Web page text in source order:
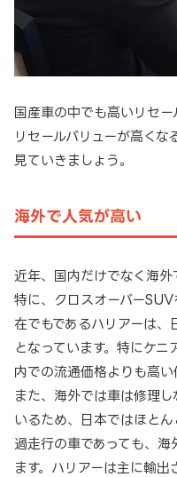
国産車の中でも高いリセー
リセールバリューが高くな
見ていきましょう。
海外で人気が高い
近年、国内だけでなく海外
特に、クロスオーバー
在でもであるハリアーは
となっています。特にケ
内での流通価格よりも高い
また、海外では車は修理
いるため、日本ではほとん
過走行の車であっても、
ます。ハリアーは主に輸出